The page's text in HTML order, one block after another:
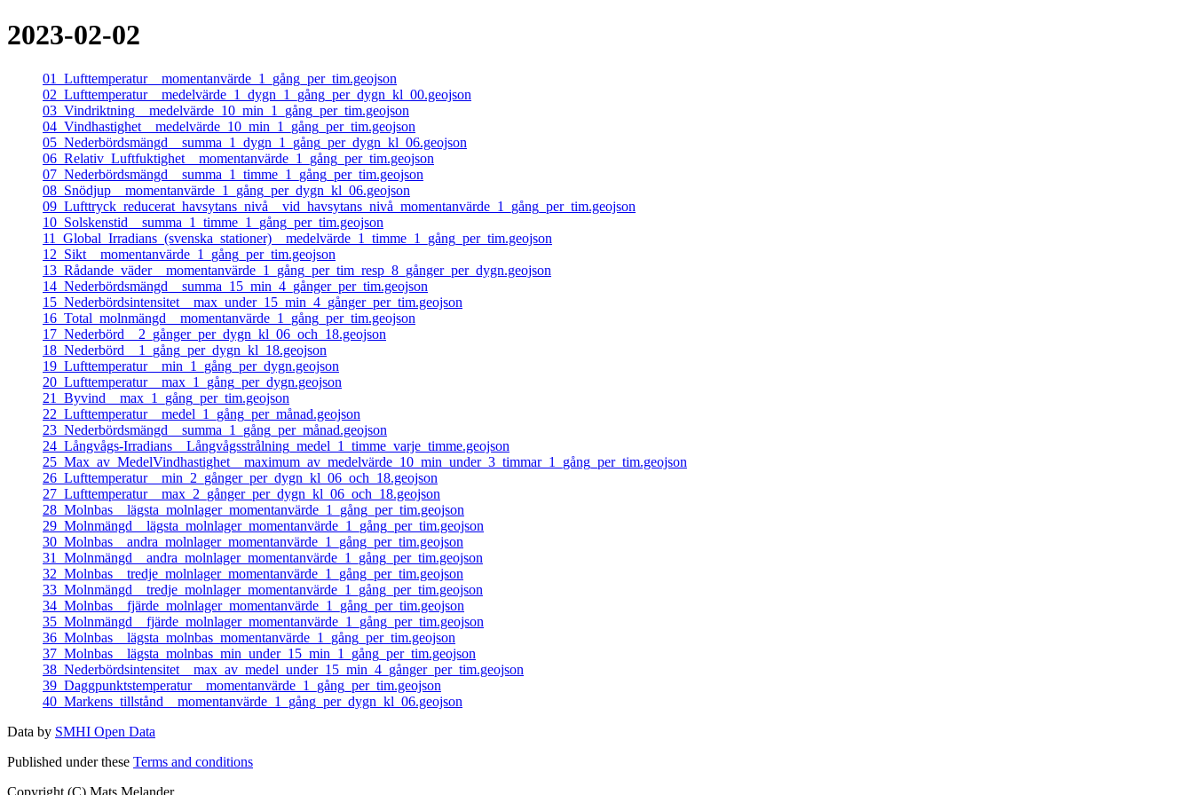
2023-02-02
01_Lufttemperatur__momentanvärde_1_gång_per_tim.geojson
02_Lufttemperatur__medelvärde_1_dygn_1_gång_per_dygn_kl_00.geojson
03_Vindriktning__medelvärde_10_min_1_gång_per_tim.geojson
04_Vindhastighet__medelvärde_10_min_1_gång_per_tim.geojson
05_Nederbördsmängd__summa_1_dygn_1_gång_per_dygn_kl_06.geojson
06_Relativ_Luftfuktighet__momentanvärde_1_gång_per_tim.geojson
07_Nederbördsmängd__summa_1_timme_1_gång_per_tim.geojson
08_Snödjup__momentanvärde_1_gång_per_dygn_kl_06.geojson
09_Lufttryck_reducerat_havsytans_nivå__vid_havsytans_nivå_momentanvärde_1_gång_per_tim.geojson
10_Solskenstid__summa_1_timme_1_gång_per_tim.geojson
11_Global_Irradians_(svenska_stationer)__medelvärde_1_timme_1_gång_per_tim.geojson
12_Sikt__momentanvärde_1_gång_per_tim.geojson
13_Rådande_väder__momentanvärde_1_gång_per_tim_resp_8_gånger_per_dygn.geojson
14_Nederbördsmängd__summa_15_min_4_gånger_per_tim.geojson
15_Nederbördsintensitet__max_under_15_min_4_gånger_per_tim.geojson
16_Total_molnmängd__momentanvärde_1_gång_per_tim.geojson
17_Nederbörd__2_gånger_per_dygn_kl_06_och_18.geojson
18_Nederbörd__1_gång_per_dygn_kl_18.geojson
19_Lufttemperatur__min_1_gång_per_dygn.geojson
20_Lufttemperatur__max_1_gång_per_dygn.geojson
21_Byvind__max_1_gång_per_tim.geojson
22_Lufttemperatur__medel_1_gång_per_månad.geojson
23_Nederbördsmängd__summa_1_gång_per_månad.geojson
24_Långvågs-Irradians__Långvågsstrålning_medel_1_timme_varje_timme.geojson
25_Max_av_MedelVindhastighet__maximum_av_medelvärde_10_min_under_3_timmar_1_gång_per_tim.geojson
26_Lufttemperatur__min_2_gånger_per_dygn_kl_06_och_18.geojson
27_Lufttemperatur__max_2_gånger_per_dygn_kl_06_och_18.geojson
28_Molnbas__lägsta_molnlager_momentanvärde_1_gång_per_tim.geojson
29_Molnmängd__lägsta_molnlager_momentanvärde_1_gång_per_tim.geojson
30_Molnbas__andra_molnlager_momentanvärde_1_gång_per_tim.geojson
31_Molnmängd__andra_molnlager_momentanvärde_1_gång_per_tim.geojson
32_Molnbas__tredje_molnlager_momentanvärde_1_gång_per_tim.geojson
33_Molnmängd__tredje_molnlager_momentanvärde_1_gång_per_tim.geojson
34_Molnbas__fjärde_molnlager_momentanvärde_1_gång_per_tim.geojson
35_Molnmängd__fjärde_molnlager_momentanvärde_1_gång_per_tim.geojson
36_Molnbas__lägsta_molnbas_momentanvärde_1_gång_per_tim.geojson
37_Molnbas__lägsta_molnbas_min_under_15_min_1_gång_per_tim.geojson
38_Nederbördsintensitet__max_av_medel_under_15_min_4_gånger_per_tim.geojson
39_Daggpunktstemperatur__momentanvärde_1_gång_per_tim.geojson
40_Markens_tillstånd__momentanvärde_1_gång_per_dygn_kl_06.geojson
Data by SMHI Open Data
Published under these Terms and conditions
Copyright (C) Mats Melander